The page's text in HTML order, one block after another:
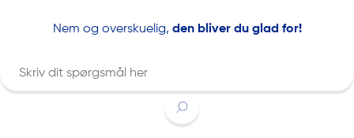
Nem og overskuelig, den bliver du glad for!